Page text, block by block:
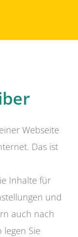
Webseite
Das ist
Inhalte für
und
auch nach
legen Sie